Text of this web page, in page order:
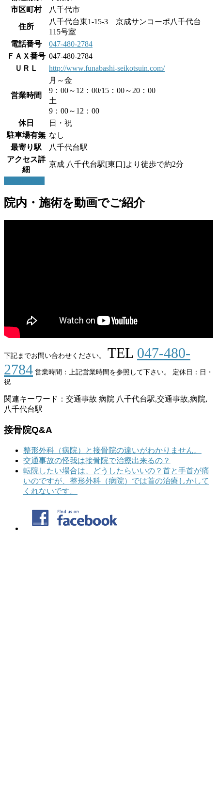
市区町村
八千代市
住所
八千代台東1-15-3 京成サンコーポ八千代台
115号室
電話番号
047-480-2784
ＦＡＸ番号 047-480-2784
ＵＲＬ
http://www.funabashi-seikotsuin.com/
営業時間
月～金
9：00～12：00/15：00～20：00
土
9：00～12：00
休日
日・祝
駐車場有無 なし
最寄り駅
八千代台駅
アクセス詳
細
京成 八千代台駅[東口]より徒歩で約2分
院内・施術を動画でご紹介
下記までお問い合わせください。 TEL 047-480-
2784 営業時間：上記営業時間を参照して下さい。
定休日：日・
祝
関連キーワード：交通事故 病院 八千代台駅,交通事故,病院,
八千代台駅
接骨院Q&A
整形外科（病院）と接骨院の違いがわかりません。
交通事故の怪我は接骨院で治療出来るの？
転院したい場合は、どうしたらいいの？首と手首が痛
いのですが、整形外科（病院）では首の治療しかして
くれないです。